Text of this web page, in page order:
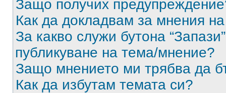
Защо получих
Как да докладвам за мнения
За какво служи бутона
публикуване на тема/мнение?
Защо мнението ми трябва да
Как да избутам темата си?